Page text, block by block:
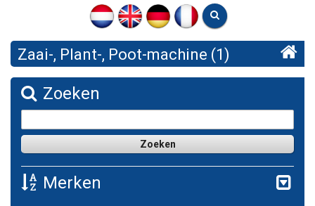
Zaai-, Plant-, Poot-machine (1)
Zoeken
Merken